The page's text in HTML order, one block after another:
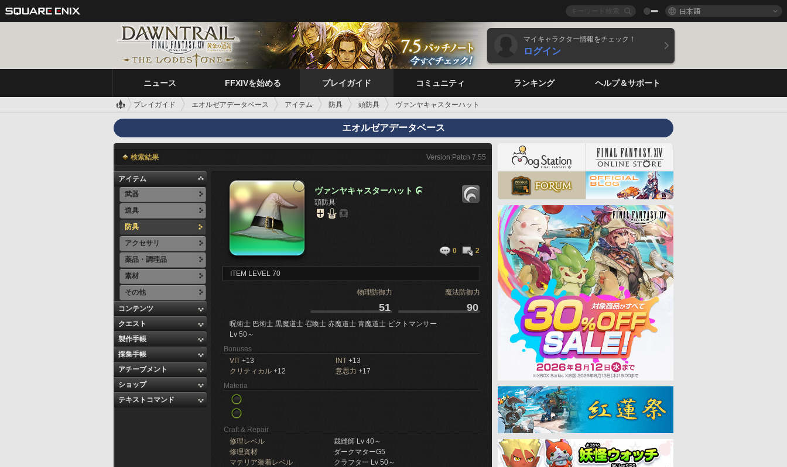
日本語
マイキャラクター情報をチェック！
ログイン
ニュース FFXIVを始める プレイガイド コミュニティ ランキング ヘルプ＆サポート
プレイガイド エオルゼアデータベース アイテム 防具 頭防具 ヴァンヤキャスターハット
エオルゼアデータベース
検索結果 Version:Patch 7.55
アイテム
武器
道具
防具
アクセサリ
薬品・調理品
素材
その他
コンテンツ
クエスト
製作手帳
採集手帳
アチーブメント
ショップ
テキストコマンド
ヴァンヤキャスターハット 
頭防具
0 2
ITEM LEVEL 70
物理防御力 魔法防御力
51 90
呪術士 巴術士 黒魔道士 召喚士 赤魔道士 青魔道士 ピクトマンサー
Lv 50～
Bonuses
VIT +13 INT +13
クリティカル +12 意思力 +17
Materia
Craft & Repair
修理レベル
裁縫師 Lv 40～
修理資材
ダークマターG5
マテリア装着レベル
クラフター Lv 50～